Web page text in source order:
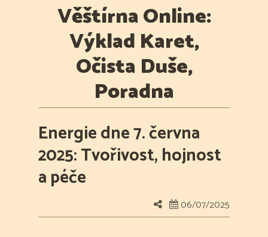
Věštírna Online:
Výklad Karet,
Očista Duše,
Poradna
Energie dne 7. června
2025: Tvořivost, hojnost
a péče
06/07/2025